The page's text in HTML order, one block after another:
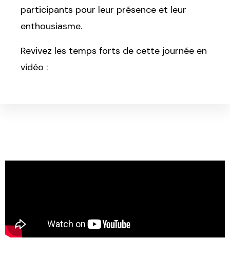
participants pour leur présence et leur
enthousiasme.
Revivez les temps forts de cette journée en
vidéo :